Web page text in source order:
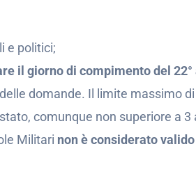
e politici;
il giorno di compimento del 22°
domande. Il limite massimo
comunque non superiore a 3
Militari non è considerato valido